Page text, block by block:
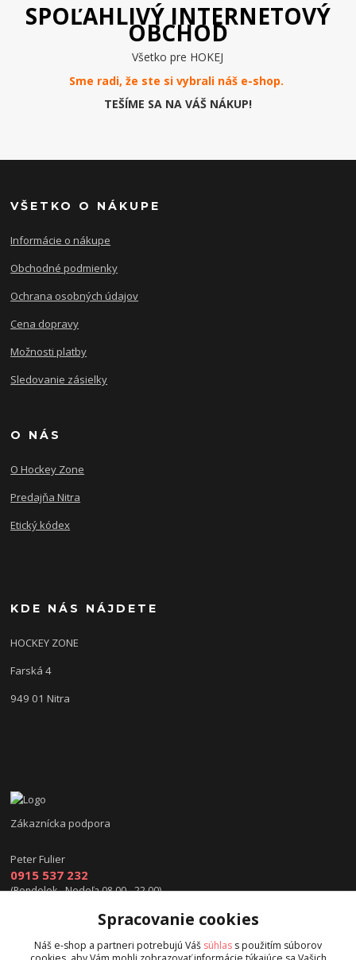
SPOĽAHLIVÝ INTERNETOVÝ
OBCHOD
Všetko pre HOKEJ
Sme radi, že ste si vybrali náš e-shop.
TEŠÍME SA NA VÁŠ NÁKUP!
VŠETKO O NÁKUPE
Informácie o nákupe
Obchodné podmienky
Ochrana osobných údajov
Cena dopravy
Možnosti platby
Sledovanie zásielky
O NÁS
O Hockey Zone
Predajňa Nitra
Etický kódex
KDE NÁS NÁJDETE
HOCKEY ZONE
Farská 4
949 01 Nitra
Zákaznícka podpora
Peter Fulier
0915 537 232
(Pondelok - Nedeľa 08.00 - 22.00)
info@hokejexpert.sk
Spracovanie cookies
Náš e-shop a partneri potrebujú Váš súhlas s použitím súborov